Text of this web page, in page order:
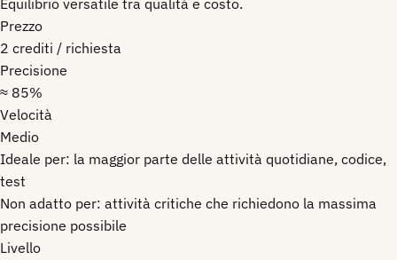
Equilibrio versatile tra qualità e costo.
Prezzo
2 crediti / richiesta
Precisione
≈ 85%
Velocità
Medio
Ideale per: la maggior parte delle attività quotidiane, codice,
test
Non adatto per: attività critiche che richiedono la massima
precisione possibile
Livello